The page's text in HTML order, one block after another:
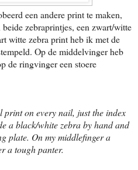
een andere print te maken,
zebraprintjes, een zwart/witte
witte zebra print heb ik met de
Op de middelvinger heb
de ringvinger een stoere
print on every nail, just the index
a black/white zebra by hand and
plate. On my middlefinger a
a tough panter.